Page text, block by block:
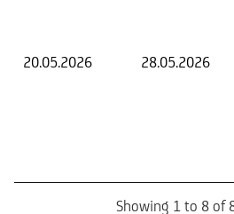
20.05.2026 28.05.2026
Showing 1 to 8 of